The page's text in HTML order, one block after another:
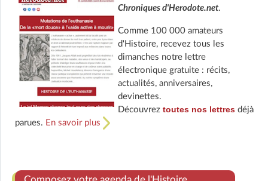
Chroniques d'Herodote.net.
Comme 100 000 amateurs
d'Histoire, recevez tous les
dimanches notre lettre
électronique gratuite : récits,
actualités, anniversaires,
devinettes.
Découvrez toutes nos lettresdéjà
parues. En savoir plus